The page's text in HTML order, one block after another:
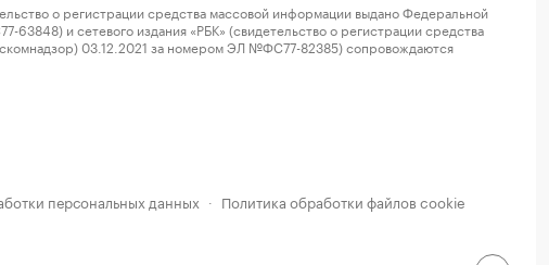
о регистрации средства массовой информации выдано Федеральной
и сетевого издания «РБК» (свидетельство о регистрации средства
03.12.2021 за номером ЭЛ №ФС77-82385) сопровождаются
персональных данных · Политика обработки файлов cookie